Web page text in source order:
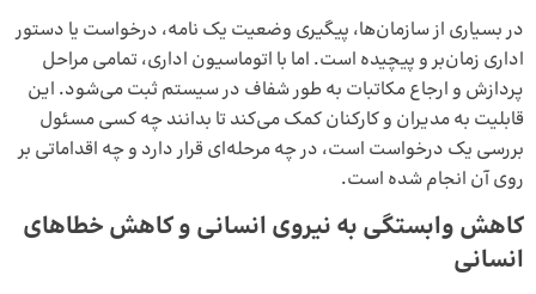
در بسیاری از سازمان‌ها، پیگیری وضعیت یک نامه، درخواست یا دستور
اداری زمان‌بر و پیچیده است. اما با اتوماسیون اداری، تمامی مراحل
پردازش و ارجاع مکاتبات به طور شفاف در سیستم ثبت می‌شود. این
قابلیت به مدیران و کارکنان کمک می‌کند تا بدانند چه کسی مسئول
بررسی یک درخواست است، در چه مرحله‌ای قرار دارد و چه اقداماتی بر
روی آن انجام شده است.
کاهش وابستگی به نیروی انسانی و کاهش خطاهای
انسانی